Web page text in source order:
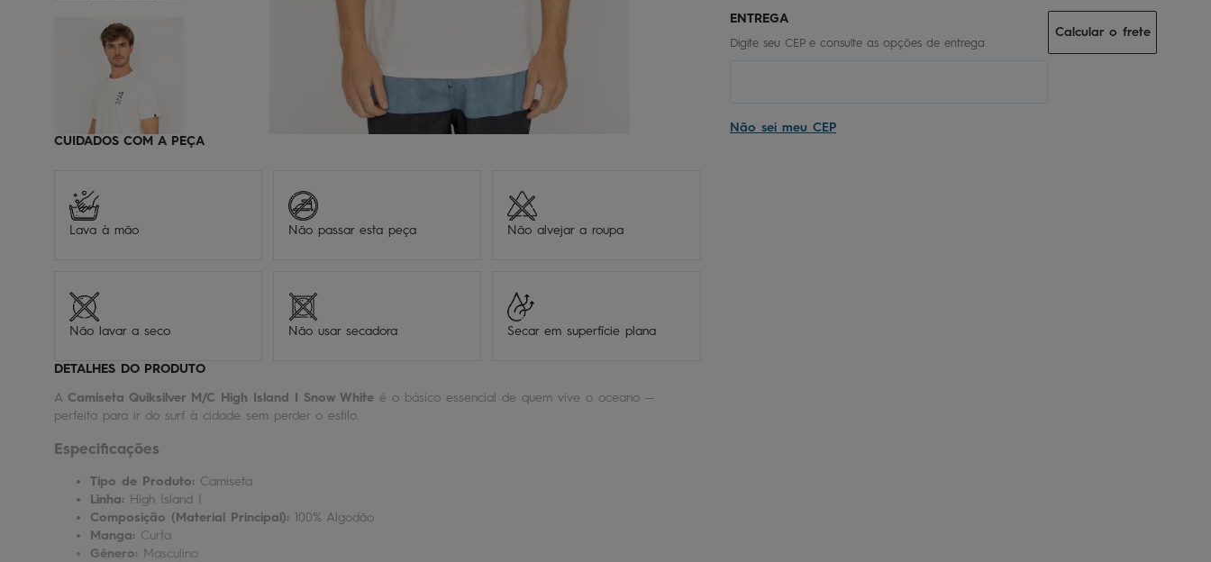
CUIDADOS COM A PEÇA
Lava à mão Não passar esta peça Não alvejar a roupa
Não lavar a seco Não usar secadora Secar em superfície plana
DETALHES DO PRODUTO
A Camiseta Quiksilver M/C High Island I Snow White é o básico essencial de quem vive o oceano —
perfeita para ir do surf à cidade sem perder o estilo.
Especificações
Tipo de Produto: Camiseta
Linha: High Island I
Composição (Material Principal): 100% Algodão
Manga: Curta
Gênero: Masculino
Não sei meu CEP
Calcular o frete